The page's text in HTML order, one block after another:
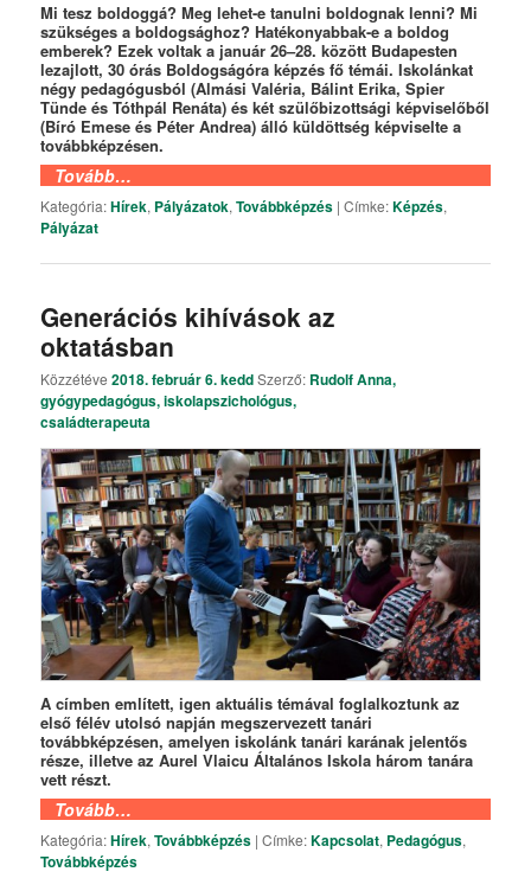
Mi tesz boldoggá? Meg lehet-e tanulni boldognak lenni? Mi
szükséges a boldogsághoz? Hatékonyabbak-e a boldog
emberek? Ezek voltak a január 26–28. között Budapesten
lezajlott, 30 órás Boldogságóra képzés fő témái. Iskolánkat
négy pedagógusból (Almási Valéria, Bálint Erika, Spier
Tünde és Tóthpál Renáta) és két szülőbizottsági képviselőből
(Bíró Emese és Péter Andrea) álló küldöttség képviselte a
továbbképzésen.
Tovább…
Kategória:Hírek, Pályázatok,Továbbképzés |Címke:Képzés,
Pályázat
Generációs kihívások az
oktatásban
Közzétéve2018. február 6. keddSzerző: Rudolf Anna,
gyógypedagógus, iskolapszichológus,
családterapeuta
A címben említett, igen aktuális témával foglalkoztunk az
első félév utolsó napján megszervezett tanári
továbbképzésen, amelyen iskolánk tanári karának jelentős
része, illetve az Aurel Vlaicu Általános Iskola három tanára
vett részt.
Tovább…
Kategória:Hírek,Továbbképzés |Címke:Kapcsolat, Pedagógus,
Továbbképzés